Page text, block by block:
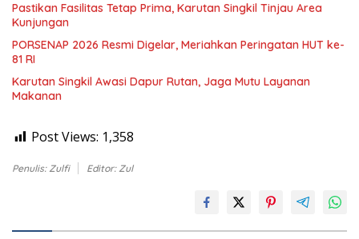
Pastikan Fasilitas Tetap Prima, Karutan Singkil Tinjau Area
Kunjungan
PORSENAP 2026 Resmi Digelar, Meriahkan Peringatan HUT ke-
81 RI
Karutan Singkil Awasi Dapur Rutan, Jaga Mutu Layanan
Makanan
Post Views: 1,358
Penulis: Zulfi Editor: Zul